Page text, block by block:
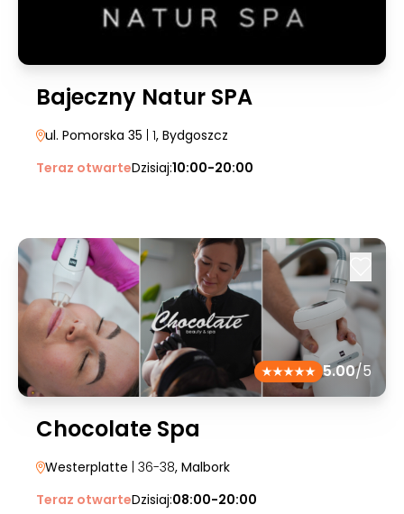
Bajeczny Natur SPA
ul. Pomorska 35 | 1, Bydgoszcz
Teraz otwarteDzisiaj:10:00-20:00
5.00/5
Chocolate Spa
Westerplatte | 36-38, Malbork
Teraz otwarteDzisiaj:08:00-20:00